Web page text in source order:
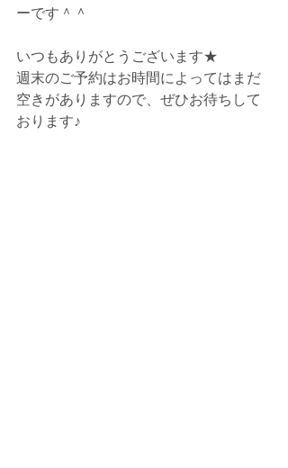
ーです＾＾
いつもありがとうございます★
週末のご予約はお時間によってはまだ
空きがありますので、ぜひお待ちして
おります♪